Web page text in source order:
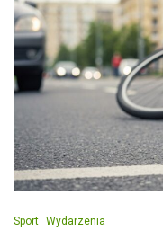
Sport Wydarzenia